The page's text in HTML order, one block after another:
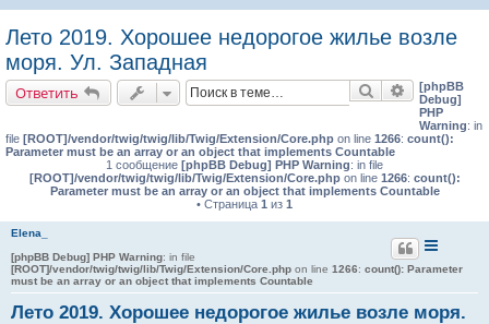
Лето 2019. Хорошее недорогое жилье возле
моря. Ул. Западная
Ответить Поиск
[phpBB
Debug]
PHP
Warning: in
file [ROOT]/vendor/twig/twig/lib/Twig/Extension/Core.php on line 1266: count():
Parameter must be an array or an object that implements Countable
1 сообщение [phpBB Debug] PHP Warning: in file
[ROOT]/vendor/twig/twig/lib/Twig/Extension/Core.phpon line 1266: count():
Parameter must be an array or an object that implements Countable
• Страница 1 из 1
Elena_
[phpBB Debug] PHP Warning: in file
[ROOT]/vendor/twig/twig/lib/Twig/Extension/Core.php on line 1266: count(): Parameter
must be an array or an object that implements Countable
Лето 2019. Хорошее недорогое жилье возле моря.